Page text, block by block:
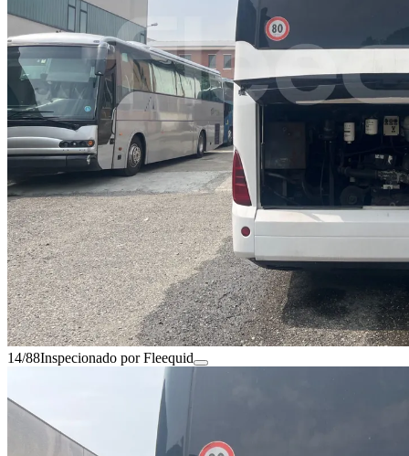
14/88Inspecionado por Fleequid